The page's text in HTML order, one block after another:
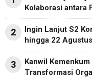
Kolaborasi antara
2
Ingin Lanjut S2
hingga 22
3
Kanwil
Transformasi